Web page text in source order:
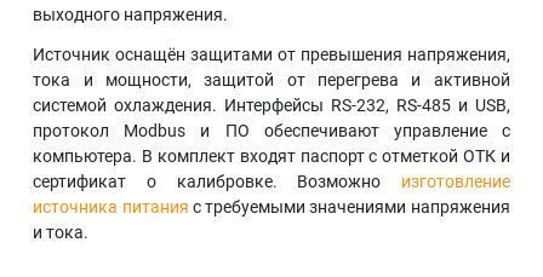
выходного напряжения.
Источник оснащён защитами от превышения напряжения,
тока и мощности, защитой от перегрева и активной
системой охлаждения. Интерфейсы RS-232, RS-485 и USB,
протокол Modbus и ПО обеспечивают управление с
компьютера. В комплект входят паспорт с отметкой ОТК и
сертификат о калибровке. Возможно изготовление
источника питания с требуемыми значениями напряжения
и тока.